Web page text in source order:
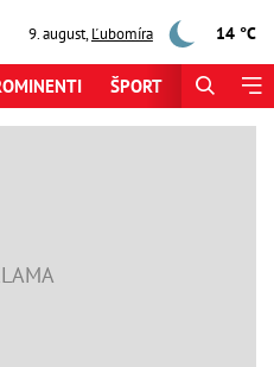
9. august,Ľubomíra 14 °C
ŠPORT